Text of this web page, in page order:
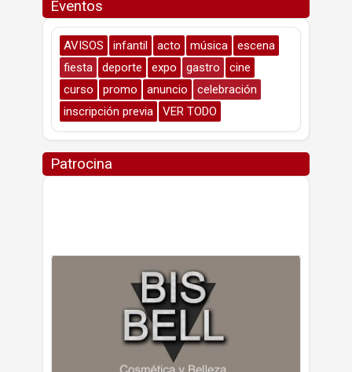
Eventos
AVISOS infantil acto música
escena
fiesta
deporte expo gastro
cine
curso
promo anuncio
celebración
inscripción previa
VER TODO
Patrocina